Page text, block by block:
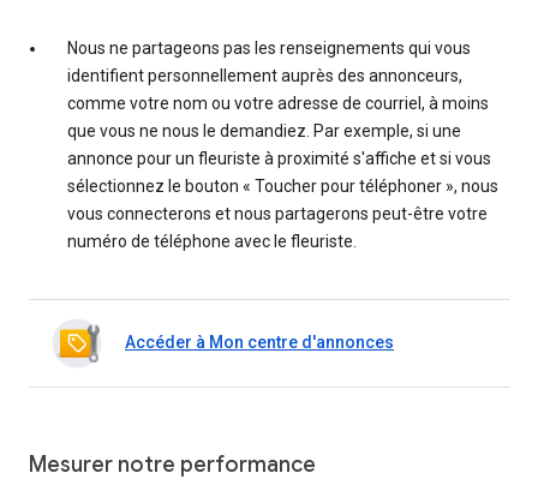
Nous ne partageons pas les renseignements qui vous
identifient personnellement auprès des annonceurs,
comme votre nom ou votre adresse de courriel, à moins
que vous ne nous le demandiez. Par exemple, si une
annonce pour un fleuriste à proximité s'affiche et si vous
sélectionnez le bouton « Toucher pour téléphoner », nous
vous connecterons et nous partagerons peut-être votre
numéro de téléphone avec le fleuriste.
Accéder à Mon centre d'annonces
Mesurer notre performance